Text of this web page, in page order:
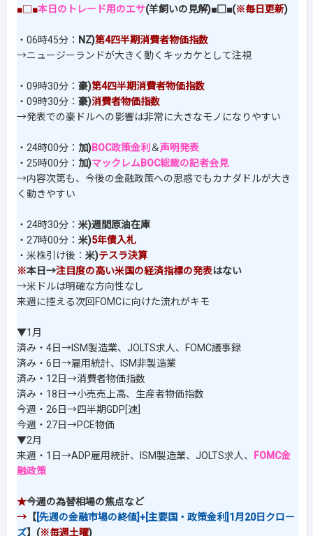
■□■本日のトレード用のエサ(羊飼いの見解)■□■(※毎日更新)
・06時45分： NZ)第4四半期消費者物価指数
→ニュージーランドが大きく動くキッカケとして注視
・09時30分： 豪)第4四半期消費者物価指数
・09時30分： 豪)消費者物価指数
→発表での豪ドルへの影響は非常に大きなモノになりやすい
・24時00分： 加)BOC政策金利 ＆声明発表
・25時00分： 加)マックレムBOC総裁の記者会見
→内容次第も、今後の金融政策への思惑でもカナダドルが大き
く動きやすい
・24時30分： 米)週間原油在庫
・27時00分： 米)5年債入札
・米株引け後： 米)テスラ決算
※本日→注目度の高い米国の経済指標の発表はない
→米ドルは明確な方向性なし
来週に控える次回FOMCに向けた流れがキモ
▼1月
済み・4日→ISM製造業、JOLTS求人、FOMC議事録
済み・6日→雇用統計、ISM非製造業
済み・12日→消費者物価指数
済み・18日→小売売上高、生産者物価指数
今週・26日→四半期GDP[速]
今週・27日→PCE物価
▼2月
来週・1日→ADP雇用統計、ISM製造業、JOLTS求人、
FOMC金
融政策
★今週の為替相場の焦点など
→ 【[先週の金融市場の終値]+[主要国・政策金利]1月20日クロー
ズ】(※毎週土曜)